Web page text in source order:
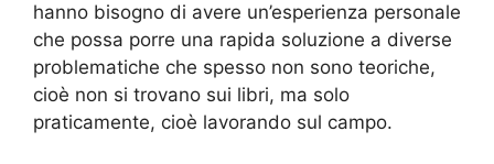
hanno bisogno di avere un’esperienza personale
che possa porre una rapida soluzione a diverse
problematiche che spesso non sono teoriche,
cioè non si trovano sui libri, ma solo
praticamente, cioè lavorando sul campo.